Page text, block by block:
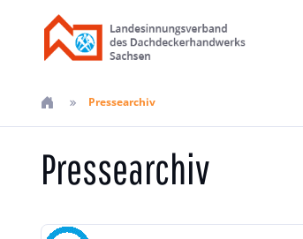
Pressearchiv
Pressearchiv